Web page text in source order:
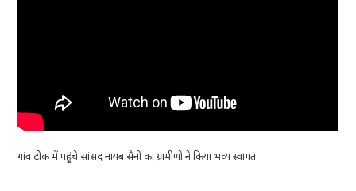
गांव टीक में पहुंचे सांसद नायब सैनी का ग्रामीणो ने किया भव्य स्वागत